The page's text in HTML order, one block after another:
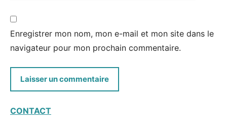
Enregistrer mon nom, mon e-mail et mon site dans le
navigateur pour mon prochain commentaire.
CONTACT